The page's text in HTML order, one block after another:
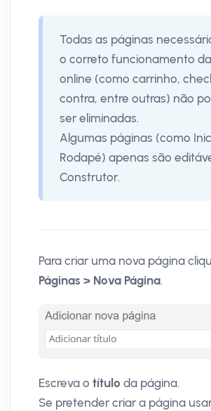
Todas as páginas
o correto funcionamento
online (como carrinho,
contra, entre outras) não
ser eliminadas.
Algumas páginas (como
Rodapé) apenas são
Construtor.
Para criar uma nova página
Páginas > Nova Página.
Escreva o título da página.
Se pretender criar a página